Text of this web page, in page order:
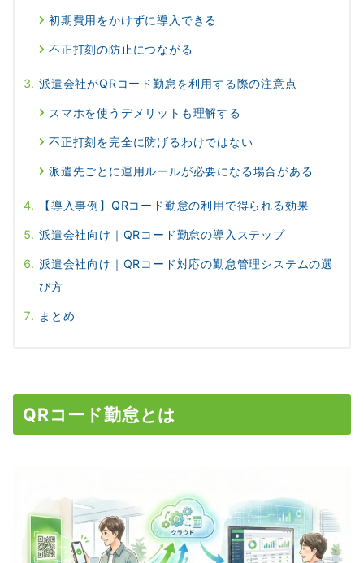
初期費用をかけずに導入できる
不正打刻の防止につながる
派遣会社がQRコード勤怠を利用する際の注意点
スマホを使うデメリットも理解する
不正打刻を完全に防げるわけではない
派遣先ごとに運用ルールが必要になる場合がある
【導入事例】QRコード勤怠の利用で得られる効果
派遣会社向け｜QRコード勤怠の導入ステップ
派遣会社向け｜QRコード対応の勤怠管理システムの選
び方
まとめ
QRコード勤怠とは